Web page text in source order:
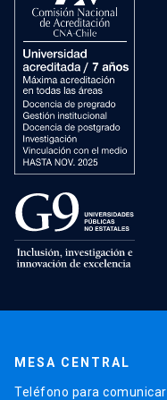
MESA CENTRAL
Teléfono para